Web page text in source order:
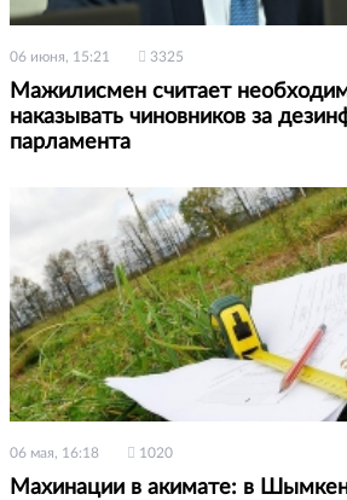
06 июня, 15:21 3325
Мажилисмен считает
наказывать чиновников за
парламента
06 мая, 16:18 1020
Махинации в акимате: в